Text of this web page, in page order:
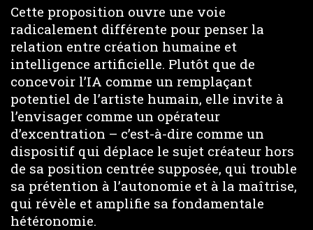
Cette proposition ouvre une voie
radicalement différente pour penser la
relation entre création humaine et
intelligence artificielle. Plutôt que de
concevoir l’IA comme un remplaçant
potentiel de l’artiste humain, elle invite à
l’envisager comme un opérateur
d’excentration – c’est-à-dire comme un
dispositif qui déplace le sujet créateur hors
de sa position centrée supposée, qui trouble
sa prétention à l’autonomie et à la maîtrise,
qui révèle et amplifie sa fondamentale
hétéronomie.